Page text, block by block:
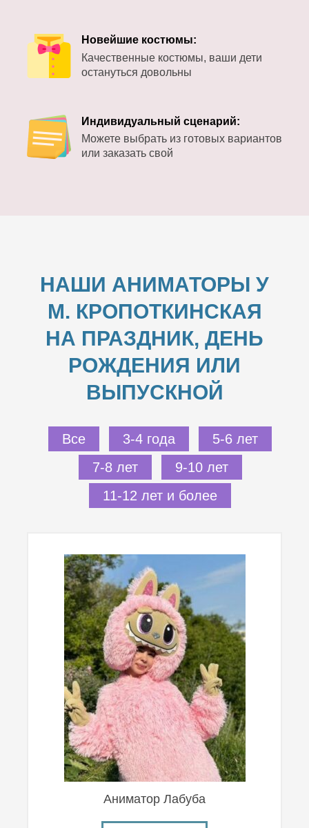
Новейшие костюмы:
Качественные костюмы, ваши дети
остануться довольны
Индивидуальный сценарий:
Можете выбрать из готовых вариантов
или заказать свой
НАШИ АНИМАТОРЫ У
М. КРОПОТКИНСКАЯ
НА ПРАЗДНИК, ДЕНЬ
РОЖДЕНИЯ ИЛИ
ВЫПУСКНОЙ
Все 3-4 года
5-6 лет
7-8 лет
9-10 лет
11-12 лет и более
Аниматор Лабуба